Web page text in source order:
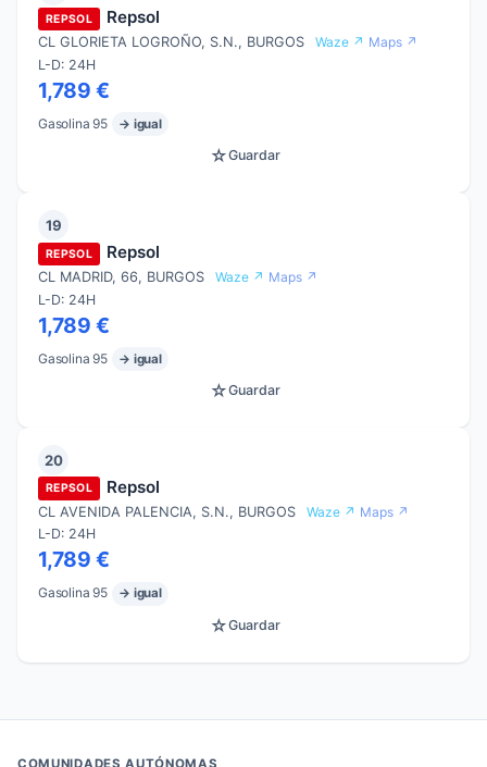
REPSOL Repsol
CL GLORIETA LOGROÑO, S.N., BURGOS Waze ↗ Maps ↗
L-D: 24H
1,789 €
Gasolina 95 → igual
☆Guardar
19
REPSOL Repsol
CL MADRID, 66, BURGOS Waze ↗ Maps ↗
L-D: 24H
1,789 €
Gasolina 95 → igual
☆Guardar
20
REPSOL Repsol
CL AVENIDA PALENCIA, S.N., BURGOS Waze ↗ Maps ↗
L-D: 24H
1,789 €
Gasolina 95 → igual
☆Guardar
COMUNIDADES AUTÓNOMAS